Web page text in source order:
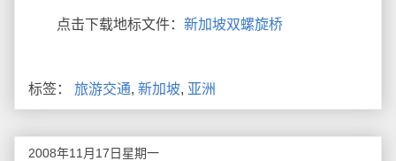
点击下载地标文件： 新加坡双螺旋桥
标签： 旅游交通, 新加坡, 亚洲
2008年11月17日星期一